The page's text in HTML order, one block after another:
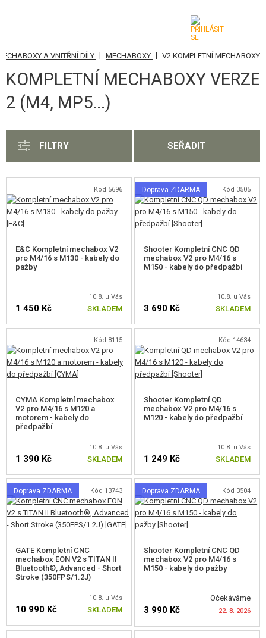
KATEGORIE
AIRSOFTOVÉ ZBRANĚ
VZDUCHOVÉ ZBRANĚ, PRAKY
GRANÁTOMETY, GRANÁTY
AKUMULÁTORY, NABÍJEČKY
ZÁSOBNÍKY, PLNIČKY
BRÝLE, MASKY
VÝSTROJ, UNIFORMY, POUZDRA
MASKOVÁNÍ, BARVY, PÁSKY
VYSÍLAČKY, HEADSETY, KAMERY
DOPLŇKY KE ZBRANÍM, POPRUHY
NÁHRADNÍ DÍLY, UPGRADE
PRO ELEKTRICKÉ ZBRANĚ - VNITŘNÍ
MECHABOXY A VNITŘNÍ DÍLY
V2 KOMPLETNÍ MECHABOXY
V2 SKELETY MECHABOXU
V3 KOMPLETNÍ MECHABOXY
V3 SKELETY MECHABOXŮ
OSTATNÍ MECHABOXY
PŘÍSLUŠENSTVÍ, MOTOROVÉ KLECE
KOMPLETNÍ SETY
A VNITŘNÍ DÍLY | MECHABOXY | V2 KOMPLETNÍ MECHABOXY
KOMPLETNÍ MECHABOXY VERZE
2 (M4, MP5...)
FILTRY SEŘADIT
Kód 5696
E&C Kompletní mechabox V2
pro M4/16 s M130 - kabely do
pažby
10.8. u Vás
1 450 Kč SKLADEM
Doprava ZDARMA Kód 3505
Shooter Kompletní CNC QD
mechabox V2 pro M4/16 s
M150 - kabely do předpažbí
10.8. u Vás
3 690 Kč SKLADEM
Kód 8115
CYMA Kompletní mechabox
V2 pro M4/16 s M120 a
motorem - kabely do
předpažbí
10.8. u Vás
1 390 Kč SKLADEM
Kód 14634
Shooter Kompletní QD
mechabox V2 pro M4/16 s
M120 - kabely do předpažbí
10.8. u Vás
1 249 Kč SKLADEM
Doprava ZDARMA Kód 13743
GATE Kompletní CNC
mechabox EON V2 s TITAN II
Bluetooth®, Advanced - Short
Stroke (350FPS/1.2J)
10.8. u Vás
10 990 Kč SKLADEM
Doprava ZDARMA Kód 3504
Shooter Kompletní CNC QD
mechabox V2 pro M4/16 s
M150 - kabely do pažby
Očekáváme
3 990 Kč 22. 8. 2026